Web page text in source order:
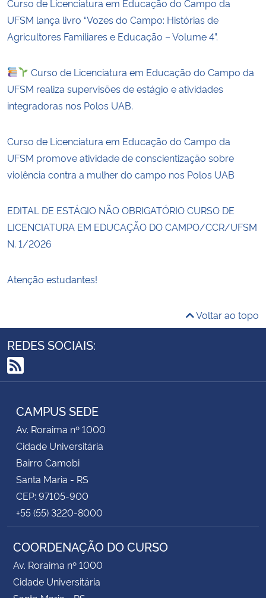
Curso de Licenciatura em Educação do Campo da
UFSM lança livro “Vozes do Campo: Histórias de
Agricultores Familiares e Educação – Volume 4”.
Curso de Licenciatura em Educação do Campo da
UFSM realiza supervisões de estágio e atividades
integradoras nos Polos UAB.
Curso de Licenciatura em Educação do Campo da
UFSM promove atividade de conscientização sobre
violência contra a mulher do campo nos Polos UAB
EDITAL DE ESTÁGIO NÃO OBRIGATÓRIO CURSO DE
LICENCIATURA EM EDUCAÇÃO DO CAMPO/CCR/UFSM
N. 1/2026
Atenção estudantes!
Voltar ao topo
REDES SOCIAIS:
RSS
CAMPUS SEDE
Av. Roraima nº 1000
Cidade Universitária
Bairro Camobi
Santa Maria - RS
CEP: 97105-900
+55 (55) 3220-8000
COORDENAÇÃO DO CURSO
Av. Roraima nº 1000
Cidade Universitária